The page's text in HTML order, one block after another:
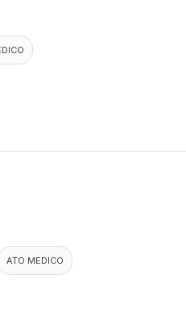
ATO MEDICO